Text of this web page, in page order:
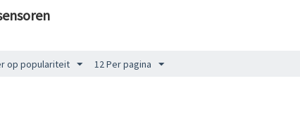
op populariteit 12 Per pagina